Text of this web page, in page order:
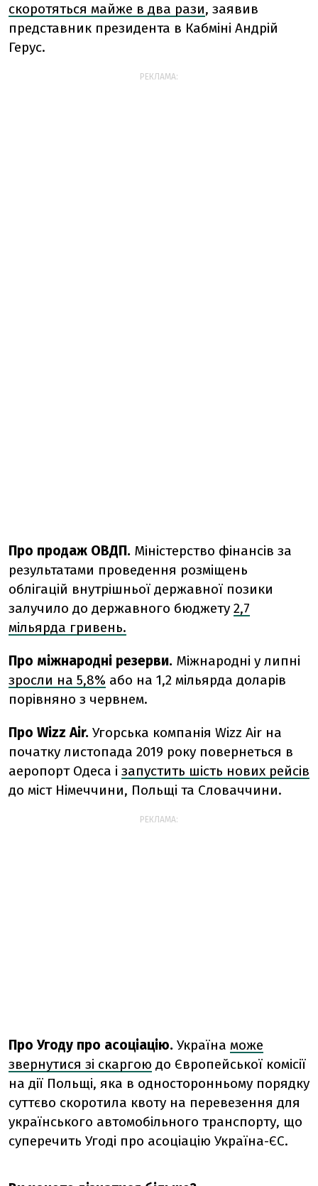
скоротяться майже в два рази, заявив
представник президента в Кабміні Андрій
Герус.
РЕКЛАМА:
Про продаж ОВДП. Міністерство фінансів за
результатами проведення розміщень
облігацій внутрішньої державної позики
залучило до державного бюджету 2,7
мільярда гривень.
Про міжнародні резерви. Міжнародні у липні
зросли на 5,8% або на 1,2 мільярда доларів
порівняно з червнем.
Про Wizz Air. Угорська компанія Wizz Air на
початку листопада 2019 року повернеться в
аеропорт Одеса і запустить шість нових рейсів
до міст Німеччини, Польщі та Словаччини.
РЕКЛАМА:
Про Угоду про асоціацію. Україна може
звернутися зі скаргою до Європейської комісії
на дії Польщі, яка в односторонньому порядку
суттєво скоротила квоту на перевезення для
українського автомобільного транспорту, що
суперечить Угоді про асоціацію Україна-ЄС.